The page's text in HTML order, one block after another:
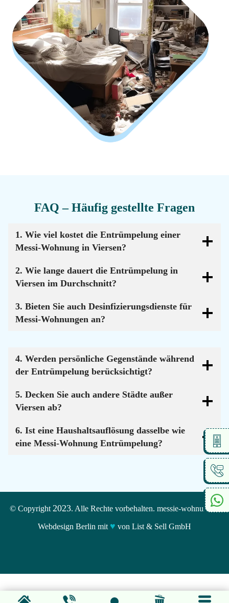
FAQ – Häufig gestellte Fragen
1. Wie viel kostet die Entrümpelung einer
Messi-Wohnung in Viersen?
2. Wie lange dauert die Entrümpelung in
Viersen im Durchschnitt?
3. Bieten Sie auch Desinfizierungsdienste für
Messi-Wohnungen an?
4. Werden persönliche Gegenstände während
der Entrümpelung berücksichtigt?
5. Decken Sie auch andere Städte außer
Viersen ab?
6. Ist eine Haushaltsauflösung dasselbe wie
eine Messi-Wohnung Entrümpelung?
© Copyright 2023. Alle Rechte vorbehalten. messie-wohnungen
Webdesign Berlin mit ♥ von List & Sell GmbH